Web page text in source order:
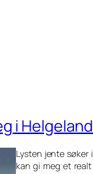
i
Lysten jente søker
kan gi meg et